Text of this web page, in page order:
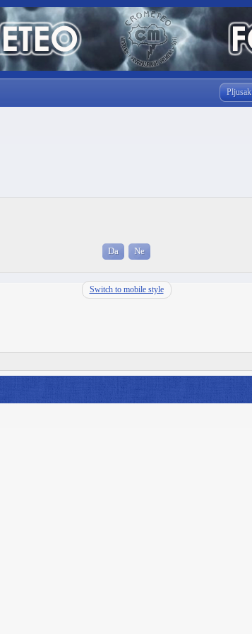
Pljusak
Switch to mobile style